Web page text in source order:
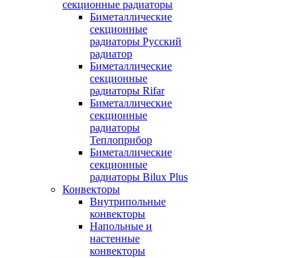
секционные радиаторы
Биметаллические
секционные
радиаторы Русский
радиатор
Биметаллические
секционные
радиаторы Rifar
Биметаллические
секционные
радиаторы
Теплоприбор
Биметаллические
секционные
радиаторы Bilux Plus
Конвекторы
Внутрипольные
конвекторы
Напольные и
настенные
конвекторы